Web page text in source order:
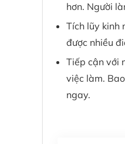
hơn. Người
Tích lũy kinh
được nhiều
Tiếp cận với
việc làm.
ngay.